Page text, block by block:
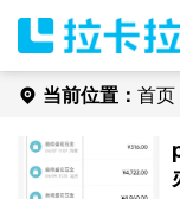
当前位置： 首页